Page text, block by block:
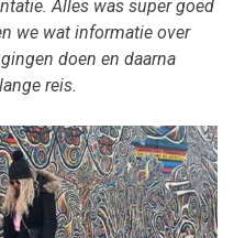
Alles was super goed
we wat informatie over
doen en daarna
reis.